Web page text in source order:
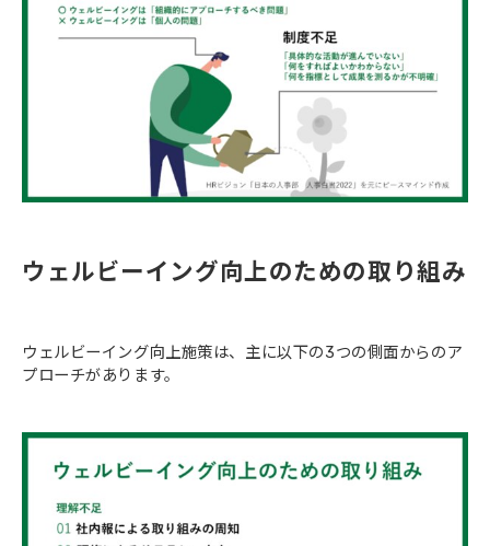
ウェルビーイング向上のための取り組み
ウェルビーイング向上施策は、主に以下の3つの側面からのア
プローチがあります。